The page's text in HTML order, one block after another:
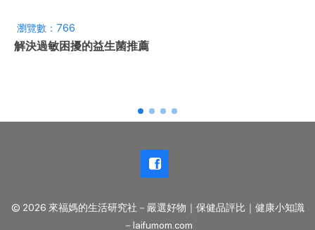
瀏覽數：1764
SOHO族、自由工作者跟領現族資金籌措就是這麼簡單！
© 2026 來福媽的生活研究社－嚴選好物｜保健品評比｜健康小知識
－laifumom.com